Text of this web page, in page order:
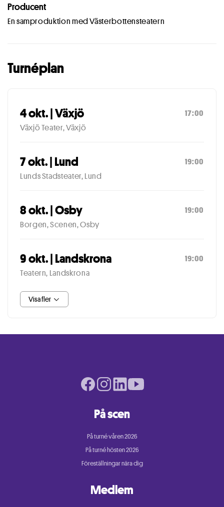
Producent
En samproduktion med Västerbottensteatern
Turnéplan
4 okt. | Växjö
Växjö Teater, Växjö
17:00
7 okt. | Lund
Lunds Stadsteater, Lund
19:00
8 okt. | Osby
Borgen, Scenen, Osby
19:00
9 okt. | Landskrona
Teatern, Landskrona
19:00
Visa fler
På scen
På turné våren 2026
På turné hösten 2026
Föreställningar nära dig
Medlem
Facebook page
Instagram page
LinkedIn pageYoutube page